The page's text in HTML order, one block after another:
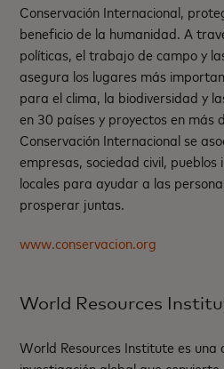
Conservación Internacional,
beneficio de la humanidad. A
políticas, el trabajo de campo y
asegura los lugares más
para el clima, la biodiversidad y
en 30 países y proyectos en más
Conservación Internacional se
empresas, sociedad civil,
locales para ayudar a las
prosperar juntas.
www.conservacion.org
World Resources
World Resources Institute es una